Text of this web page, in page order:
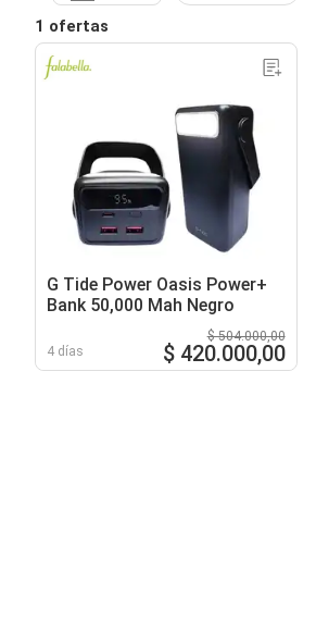
1 ofertas
G Tide Power Oasis Power+
Bank 50,000 Mah Negro
4 días
$ 504.000,00
$ 420.000,00